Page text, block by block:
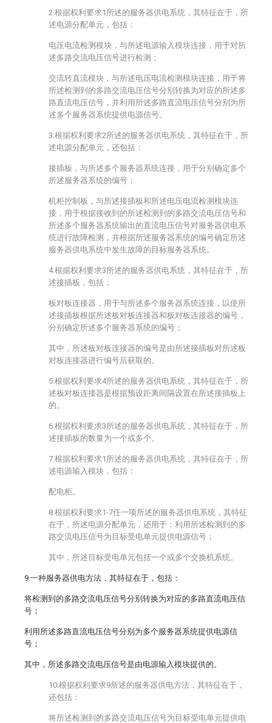
2.根据权利要求1所述的服务器供电系统，其特征在于，所
述电源分配单元，包括：
电压电流检测模块，与所述电源输入模块连接，用于对所
述多路交流电压信号进行检测；
交流转直流模块，与所述电压电流检测模块连接，用于将
所述检测到的多路交流电压信号分别转换为对应的所述多
路直流电压信号，并利用所述多路直流电压信号分别为所
述多个服务器系统提供电源信号。
3.根据权利要求2所述的服务器供电系统，其特征在于，所
述电源分配单元，还包括：
接插板，与所述多个服务器系统连接，用于分别确定多个
所述服务器系统的编号；
机柜控制板，与所述接插板和所述电压电流检测模块连
接，用于根据接收到的所述检测到的多路交流电压信号和
所述多个服务器系统输出的直流电压信号对服务器供电系
统进行故障检测，并根据所述服务器系统的编号确定所述
服务器供电系统中发生故障的目标服务器系统。
4.根据权利要求3所述的服务器供电系统，其特征在于，所
述接插板，包括：
板对板连接器，用于与所述多个服务器系统连接，以使所
述接插板根据所述板对板连接器和板对板连接器的编号，
分别确定所述多个服务器系统的编号；
其中，所述板对板连接器的编号是由所述接插板对所述板
对板连接器进行编号后获取的。
5.根据权利要求4所述的服务器供电系统，其特征在于，所
述板对板连接器是根据预设距离间隔设置在所述接插板上
的。
6.根据权利要求3所述的服务器供电系统，其特征在于，所
述接插板的数量为一个或多个。
7.根据权利要求1所述的服务器供电系统，其特征在于，所
述电源输入模块，包括：
配电柜。
8.根据权利要求1-7任一项所述的服务器供电系统，其特征
在于，所述电源分配单元，还用于：利用所述检测到的多
路交流电压信号为目标受电单元提供电源信号；
其中，所述目标受电单元包括一个或多个交换机系统。
9.一种服务器供电方法，其特征在于，包括：
将检测到的多路交流电压信号分别转换为对应的多路直流电压信
号；
利用所述多路直流电压信号分别为多个服务器系统提供电源信
号；
其中，所述多路交流电压信号是由电源输入模块提供的。
10.根据权利要求9所述的服务器供电方法，其特征在于，
还包括：
将所述检测到的多路交流电压信号为目标受电单元提供电